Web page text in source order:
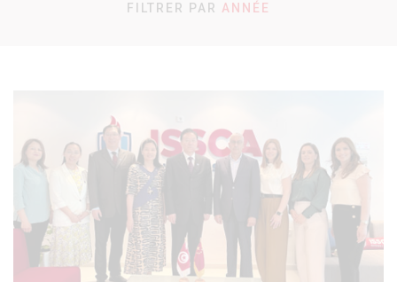
FILTRER PAR ANNÉE
2020